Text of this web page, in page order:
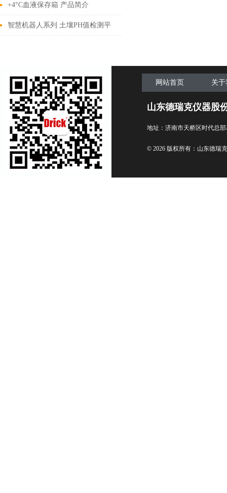
绍
+4°C血液保存箱 产品简介
智慧机器人系列 土壤PH值检测平
网站首页 关
山东德瑞克仪器股
地址：济南市天桥区时代总
© 2026 版权所有：山东德瑞